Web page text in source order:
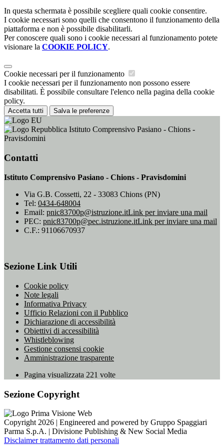
In questa schermata è possibile scegliere quali cookie consentire.
I cookie necessari sono quelli che consentono il funzionamento della
piattaforma e non è possibile disabilitarli.
Per conoscere quali sono i cookie necessari al funzionamento potete
visionare la COOKIE POLICY.
Cookie necessari per il funzionamento
I cookie necessari per il funzionamento non possono essere
disabilitati. È possibile consultare l'elenco nella pagina della cookie
policy.
Accetta tutti Salva le preferenze
Istituto Comprensivo Pasiano - Chions -
Pravisdomini
Contatti
Istituto Comprensivo Pasiano - Chions - Pravisdomini
Via G.B. Cossetti, 22 - 33083 Chions (PN)
Tel: 0434-648004
Email: pnic83700p@istruzione.itLink per inviare una mail
PEC: pnic83700p@pec.istruzione.itLink per inviare una mail
C.F.: 91106670937
Sezione Link Utili
Cookie policy
Note legali
Informativa Privacy
Ufficio Relazioni con il Pubblico
Dichiarazione di accessibilità
Obiettivi di accessibilità
Whistleblowing
Gestione consensi cookie
Amministrazione trasparente
Pagina visualizzata 221 volte
Sezione Copyright
Copyright 2026 | Engineered and powered by Gruppo Spaggiari
Parma S.p.A. | Divisione Publishing & New Social Media
Disclaimer trattamento dati personali